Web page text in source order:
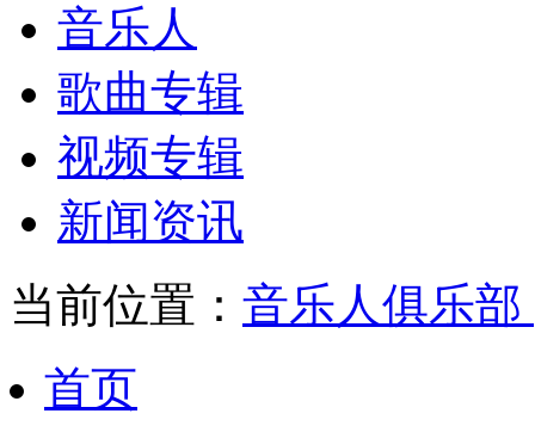
音乐人
歌曲专辑
视频专辑
新闻资讯
当前位置： 音乐人俱乐部
首页